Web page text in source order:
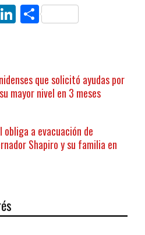
LinkedIn
Compartir
que solicitó ayudas por
mayor nivel en 3 meses
a evacuación de
Shapiro y su familia en